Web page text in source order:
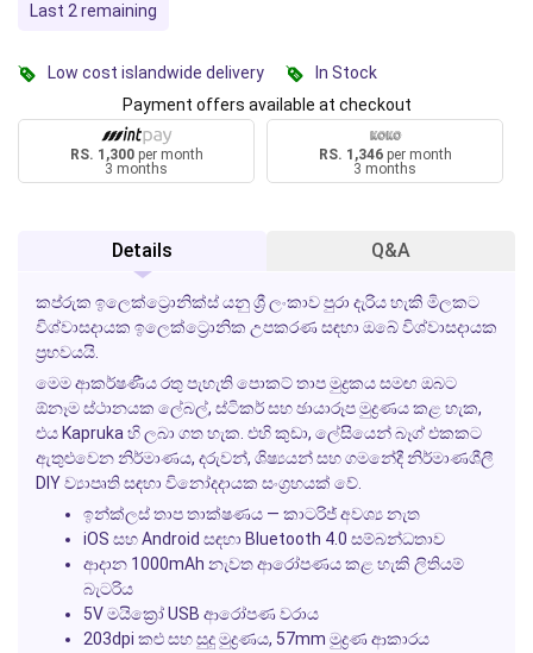
Last 2 remaining
Low cost islandwide delivery
In Stock
Payment offers available at checkout
RS. 1,300per month
3 months
RS. 1,346per month
3 months
Details Q&A
කප්රුක ඉලෙක්ට්‍රොනික්ස් යනු ශ්‍රී ලංකාව පුරා දැරිය හැකි මිලකට
විශ්වාසදායක ඉලෙක්ට්‍රොනික උපකරණ සඳහා ඔබේ විශ්වාසදායක
ප්‍රභවයයි.
මෙම ආකර්ෂණීය රතු පැහැති පොකට් තාප මුද්‍රකය සමඟ ඔබට
ඕනෑම ස්ථානයක ලේබල්, ස්ටිකර් සහ ඡායාරූප මුද්‍රණය කළ හැක,
එය Kapruka හි ලබා ගත හැක. එහි කුඩා, ලේසියෙන් බෑග් එකකට
ඇතුළුවෙන නිර්මාණය, දරුවන්, ශිෂ්‍යයන් සහ ගමනේදී නිර්මාණශීලී
DIY ව්‍යාපෘති සඳහා විනෝදදායක සංග්‍රහයක් වේ.
ඉන්ක්ලස් තාප තාක්ෂණය — කාටරිජ් අවශ්‍ය නැත
iOS සහ Android සඳහා Bluetooth 4.0 සම්බන්ධතාව
ආදාන 1000mAh නැවත ආරෝපණය කළ හැකි ලිතියම්
බැටරිය
5V මයික්‍රෝ USB ආරෝපණ වරාය
203dpi කළු සහ සුදු මුද්‍රණය, 57mm මුද්‍රණ ආකාරය